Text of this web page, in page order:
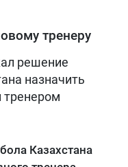
тренеру
решение
назначить
тренером
Казахстана